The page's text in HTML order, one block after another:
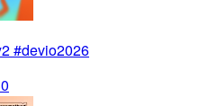
#devio2026